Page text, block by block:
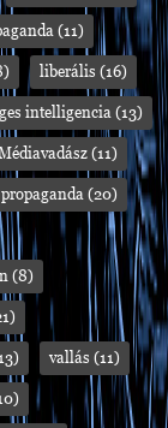
(11)
liberális (16)
intelligencia (13)
(11)
propaganda (20)
(8)
vallás (11)